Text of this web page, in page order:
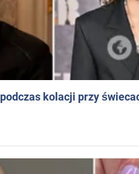
kolacji przy